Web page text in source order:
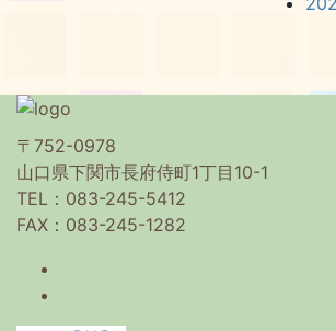
〒752-0978
山口県下関市長府侍町1丁目10-1
TEL：083-245-5412
FAX：083-245-1282